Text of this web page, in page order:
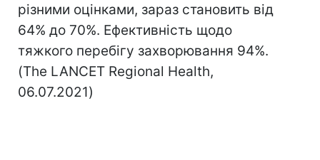
різними оцінками, зараз становить від
64% до 70%. Ефективність щодо
тяжкого перебігу захворювання 94%.
(The LANCET Regional Health,
06.07.2021)